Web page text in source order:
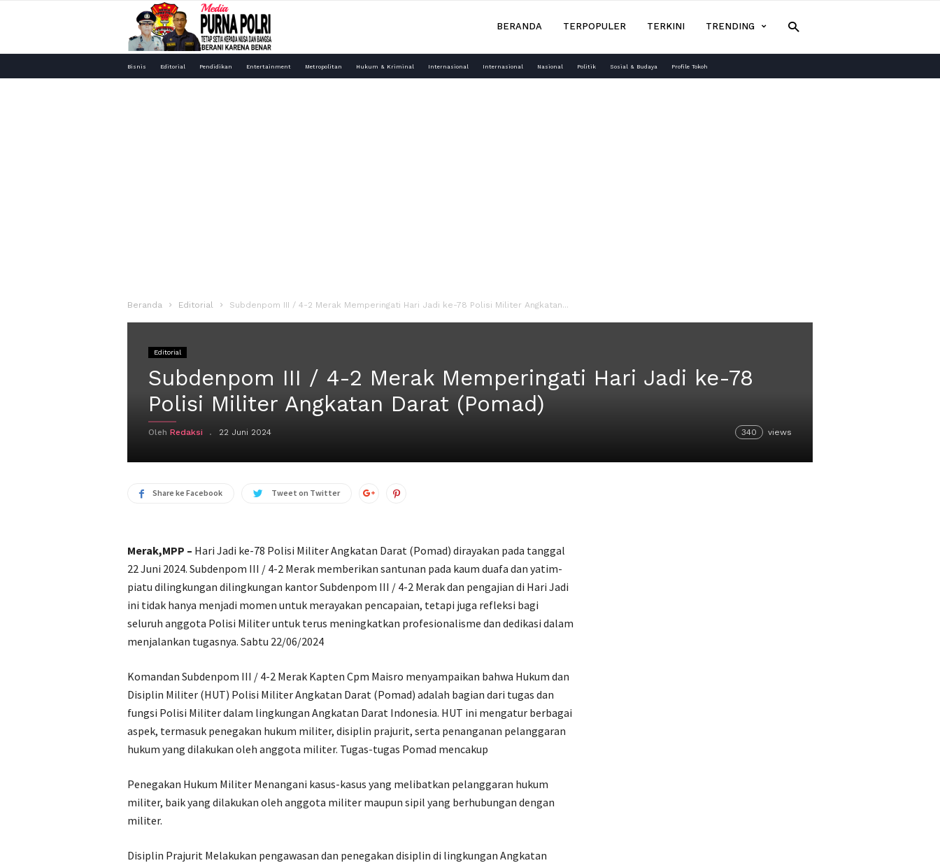
Purna
BERANDA TERPOPULER TERKINI TRENDING
Bisnis Editorial Pendidikan Entertainment Metropolitan Hukum & Kriminal Internasional Internasional Nasional Politik Sosial & Budaya Profile Tokoh
Beranda Editorial Subdenpom III / 4-2 Merak Memperingati Hari Jadi ke-78 Polisi Militer Angkatan...
Editorial
Subdenpom III / 4-2 Merak Memperingati Hari Jadi ke-78
Polisi Militer Angkatan Darat (Pomad)
Oleh Redaksi 22 Juni 2024 340 views
Share ke Facebook Tweet on Twitter
Merak,MPP – Hari Jadi ke-78 Polisi Militer Angkatan Darat (Pomad) dirayakan pada tanggal
22 Juni 2024. Subdenpom III / 4-2 Merak memberikan santunan pada kaum duafa dan yatim-
piatu dilingkungan dilingkungan kantor Subdenpom III / 4-2 Merak dan pengajian di Hari Jadi
ini tidak hanya menjadi momen untuk merayakan pencapaian, tetapi juga refleksi bagi
seluruh anggota Polisi Militer untuk terus meningkatkan profesionalisme dan dedikasi dalam
menjalankan tugasnya. Sabtu 22/06/2024
Komandan Subdenpom III / 4-2 Merak Kapten Cpm Maisro menyampaikan bahwa Hukum dan
Disiplin Militer (HUT) Polisi Militer Angkatan Darat (Pomad) adalah bagian dari tugas dan
fungsi Polisi Militer dalam lingkungan Angkatan Darat Indonesia. HUT ini mengatur berbagai
aspek, termasuk penegakan hukum militer, disiplin prajurit, serta penanganan pelanggaran
hukum yang dilakukan oleh anggota militer. Tugas-tugas Pomad mencakup
Penegakan Hukum Militer Menangani kasus-kasus yang melibatkan pelanggaran hukum
militer, baik yang dilakukan oleh anggota militer maupun sipil yang berhubungan dengan
militer.
Disiplin Prajurit Melakukan pengawasan dan penegakan disiplin di lingkungan Angkatan